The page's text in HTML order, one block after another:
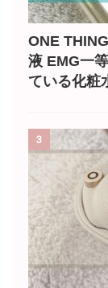
ONE
液 EMG一
ている化粧
3